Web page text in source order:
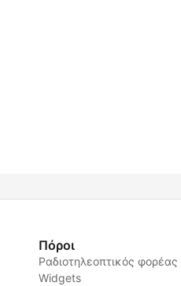
Πόροι
Ραδιοτηλεοπτικός φορέας
Widgets